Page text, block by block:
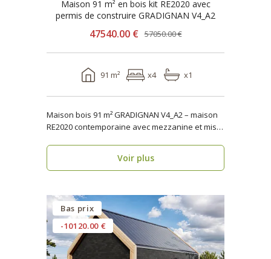
Maison 91 m² en bois kit RE2020 avec
permis de construire GRADIGNAN V4_A2
47540.00 € 57050.00 €
91 m² x4 x1
Maison bois 91 m² GRADIGNAN V4_A2 – maison
RE2020 contemporaine avec mezzanine et mise
Voir plus
Bas prix
-10120.00 €